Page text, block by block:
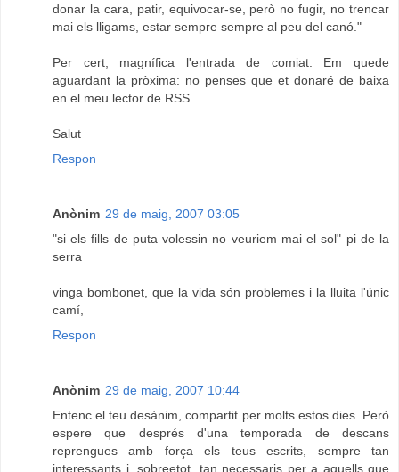
donar la cara, patir, equivocar-se, però no fugir, no trencar
mai els lligams, estar sempre sempre al peu del canó."
Per cert, magnífica l'entrada de comiat. Em quede
aguardant la pròxima: no penses que et donaré de baixa
en el meu lector de RSS.
Salut
Respon
Anònim 29 de maig, 2007 03:05
"si els fills de puta volessin no veuriem mai el sol" pi de la
serra
vinga bombonet, que la vida són problemes i la lluita l'únic
camí,
Respon
Anònim 29 de maig, 2007 10:44
Entenc el teu desànim, compartit per molts estos dies. Però
espere que després d'una temporada de descans
reprengues amb força els teus escrits, sempre tan
interessants i, sobreetot, tan necessaris per a aquells que